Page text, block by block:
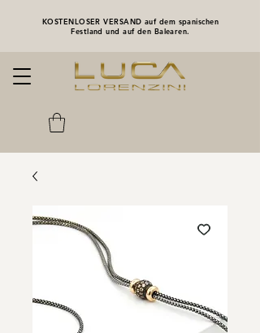
KOSTENLOSER VERSAND auf dem spanischen
Festland und auf den Balearen.